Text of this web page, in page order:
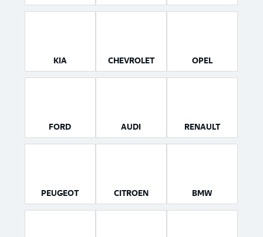
KIA CHEVROLET OPEL
FORD AUDI RENAULT
PEUGEOT CITROEN BMW